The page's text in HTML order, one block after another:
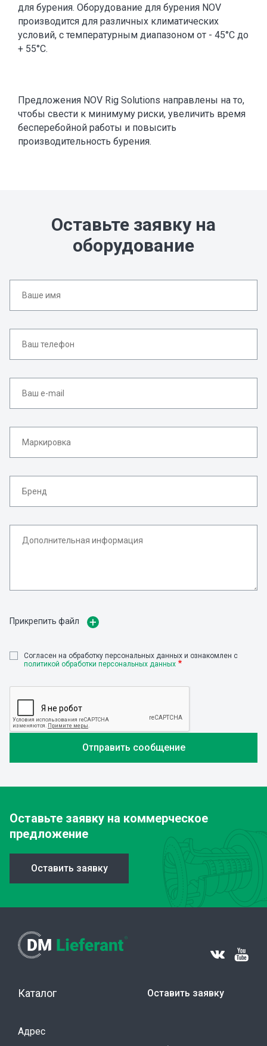
для бурения. Оборудование для бурения NOV
производится для различных климатических
условий, с температурным диапазоном от - 45°С до
+ 55°С.
Предложения NOV Rig Solutions направлены на то,
чтобы свести к минимуму риски, увеличить время
бесперебойной работы и повысить
производительность бурения.
Оставьте заявку на
оборудование
Прикрепить файл
Cогласен на обработку персональных данных и ознакомлен с
политикой обработки персональных данных
Оставьте заявку на коммерческое
предложение
Оставить заявку
Каталог Оставить заявку
Адрес